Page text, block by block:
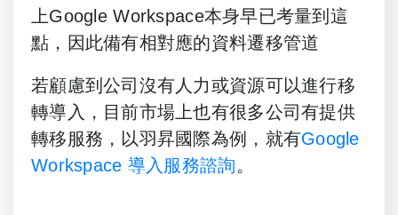
上Google Workspace本身早已考量到這
點，因此備有相對應的資料遷移管道
若顧慮到公司沒有人力或資源可以進行移
轉導入，目前市場上也有很多公司有提供
轉移服務，以羽昇國際為例，就有Google
Workspace 導入服務諮詢。